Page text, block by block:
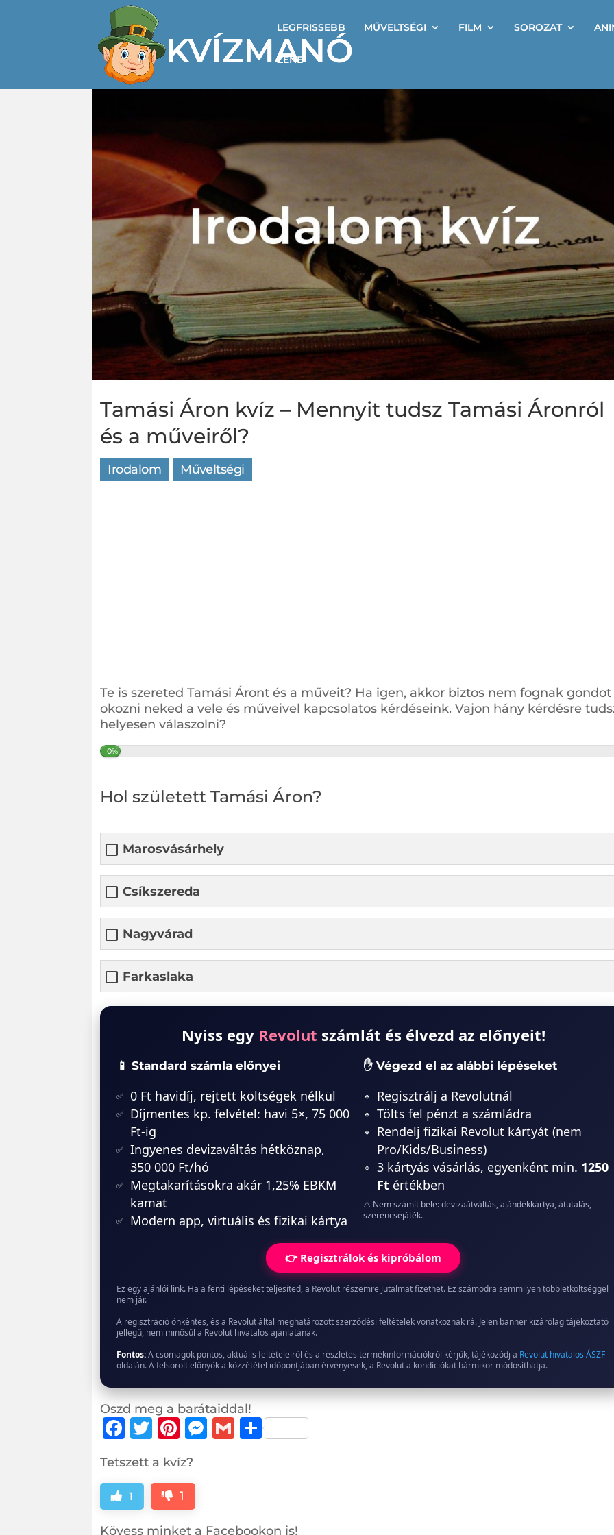
LEGFRISSEBB MŰVELTSÉGI FILM SOROZAT
ZENE
Tamási Áron kvíz – Mennyit tudsz Tamási Áronról
és a műveiről?
Irodalom Műveltségi
Te is szereted Tamási Áront és a műveit? Ha igen, akkor biztos nem fognak gondot
okozni neked a vele és műveivel kapcsolatos kérdéseink. Vajon hány kérdésre
helyesen válaszolni?
0%
Hol született Tamási Áron?
Marosvásárhely
Csíkszereda
Nagyvárad
Farkaslaka
Nyiss egy Revolut számlát és élvezd az előnyeit!
📱 Standard számla előnyei
0 Ft havidíj, rejtett költségek nélkül
Díjmentes kp. felvétel: havi 5×, 75 000
Ft-ig
Ingyenes devizaváltás hétköznap,
350 000 Ft/hó
Megtakarításokra akár 1,25% EBKM
kamat
Modern app, virtuális és fizikai kártya
✋ Végezd el az alábbi lépéseket
Regisztrálj a Revolutnál
Tölts fel pénzt a számládra
Rendelj fizikai Revolut kártyát (nem
Pro/Kids/Business)
3 kártyás vásárlás, egyenként min. 1250
Ft értékben
⚠️ Nem számít bele: devizaátváltás, ajándékkártya, átutalás,
szerencsejáték.
👉 Regisztrálok és kipróbálom
Ez egy ajánlói link. Ha a fenti lépéseket teljesíted, a Revolut részemre jutalmat fizethet. Ez számodra semmilyen többletköltséggel
nem jár.
A regisztráció önkéntes, és a Revolut által meghatározott szerződési feltételek vonatkoznak rá. Jelen banner kizárólag tájékoztató
jellegű, nem minősül a Revolut hivatalos ajánlatának.
Fontos:A csomagok pontos, aktuális feltételeiről és a részletes termékinformációkról kérjük, tájékozódj a Revolut hivatalos ÁSZF
oldalán. A felsorolt előnyök a közzététel időpontjában érvényesek, a Revolut a kondíciókat bármikor módosíthatja.
Oszd meg a barátaiddal!
F
c
e
b
T
w
it
te
r
Pi
n
te
r
e
M G O
Tetszett a kvíz?
1 1
Kövess minket a Facebookon is!